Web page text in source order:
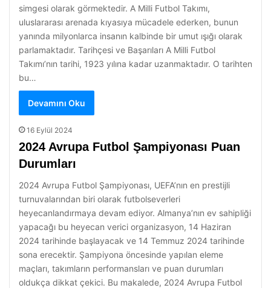
simgesi olarak görmektedir. A Milli Futbol Takımı,
uluslararası arenada kıyasıya mücadele ederken, bunun
yanında milyonlarca insanın kalbinde bir umut ışığı olarak
parlamaktadır. Tarihçesi ve Başarıları A Milli Futbol
Takımı’nın tarihi, 1923 yılına kadar uzanmaktadır. O tarihten
bu…
Devamını Oku
16 Eylül 2024
2024 Avrupa Futbol Şampiyonası Puan
Durumları
2024 Avrupa Futbol Şampiyonası, UEFA’nın en prestijli
turnuvalarından biri olarak futbolseverleri
heyecanlandırmaya devam ediyor. Almanya’nın ev sahipliği
yapacağı bu heyecan verici organizasyon, 14 Haziran
2024 tarihinde başlayacak ve 14 Temmuz 2024 tarihinde
sona erecektir. Şampiyona öncesinde yapılan eleme
maçları, takımların performansları ve puan durumları
oldukça dikkat çekici. Bu makalede, 2024 Avrupa Futbol